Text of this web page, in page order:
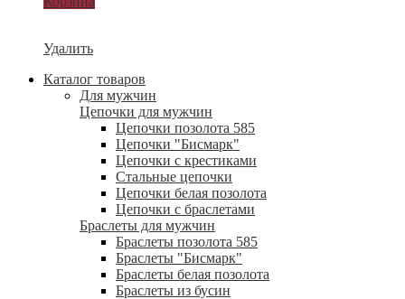
Удалить
Каталог товаров
Для мужчин
Цепочки для мужчин
Цепочки позолота 585
Цепочки "Бисмарк"
Цепочки с крестиками
Стальные цепочки
Цепочки белая позолота
Цепочки с браслетами
Браслеты для мужчин
Браслеты позолота 585
Браслеты "Бисмарк"
Браслеты белая позолота
Браслеты из бусин